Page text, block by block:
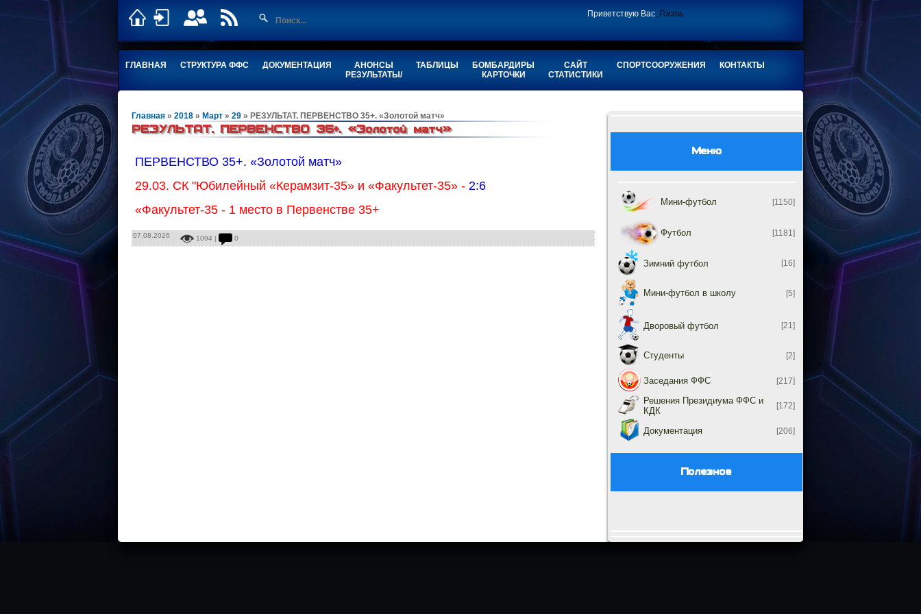
Приветствую Вас,Гость
ГЛАВНАЯ СТРУКТУРА ФФС ДОКУМЕНТАЦИЯ
АНОНСЫ
РЕЗУЛЬТАТЫ/
ТАБЛИЦЫ
БОМБАРДИРЫ
КАРТОЧКИ
САЙТ
СТАТИСТИКИ
СПОРТСООРУЖЕНИЯ КОНТАКТЫ
Главная » 2018 » Март » 29 » РЕЗУЛЬТАТ. ПЕРВЕНСТВО 35+. «Золотой матч»
РЕЗУЛЬТАТ. ПЕРВЕНСТВО 35+. «Золотой матч»
ПЕРВЕНСТВО 35+. «Золотой матч»
29.03. СК "Юбилейный «Керамзит-35» и «Факультет-35» - 2:6
«Факультет-35 - 1 место в Первенстве 35+
07.08.2026 1094 | 0
Меню
Мини-футбол [1150]
Футбол [1181]
Зимний футбол [16]
Мини-футбол в школу [5]
Дворовый футбол [21]
Студенты [2]
Заседания ФФС [217]
Решения Президиума ФФС и
КДК
[172]
Документация [206]
Полезное